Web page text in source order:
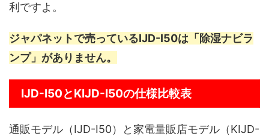
利ですよ。
ジャパネットで売っているIJD-I50は「除湿ナビラ
ンプ」がありません。
IJD-I50とKIJD-I50の仕様比較表
通販モデル（IJD-I50）と家電量販店モデル（KIJD-